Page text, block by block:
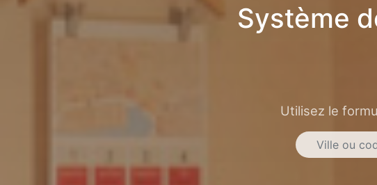
Système
Utilisez le